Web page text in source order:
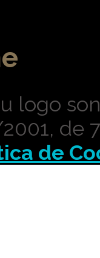
logo
de
de